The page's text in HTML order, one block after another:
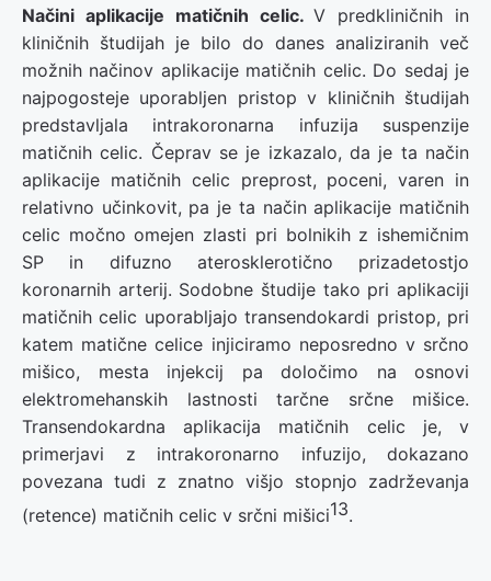
Načini aplikacije matičnih celic.V predkliničnih in
kliničnih študijah je bilo do danes analiziranih več
možnih načinov aplikacije matičnih celic. Do sedaj je
najpogosteje uporabljen pristop v kliničnih študijah
predstavljala intrakoronarna infuzija suspenzije
matičnih celic. Čeprav se je izkazalo, da je ta način
aplikacije matičnih celic preprost, poceni, varen in
relativno učinkovit, pa je ta način aplikacije matičnih
celic močno omejen zlasti pri bolnikih z ishemičnim
SP in difuzno aterosklerotično prizadetostjo
koronarnih arterij. Sodobne študije tako pri aplikaciji
matičnih celic uporabljajo transendokardi pristop, pri
katem matične celice injiciramo neposredno v srčno
mišico, mesta injekcij pa določimo na osnovi
elektromehanskih lastnosti tarčne srčne mišice.
Transendokardna aplikacija matičnih celic je, v
primerjavi z intrakoronarno infuzijo, dokazano
povezana tudi z znatno višjo stopnjo zadrževanja
(retence) matičnih celic v srčni mišici13.